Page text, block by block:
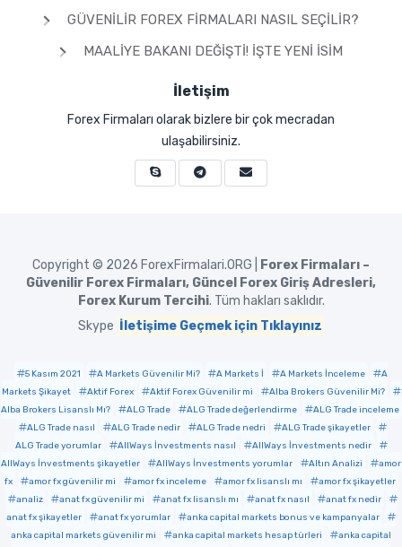
GÜVENILIR FOREX FIRMALARI NASIL SEÇILIR?
MAALIYE BAKANI DEĞIŞTI! İŞTE YENI İSIM
İletişim
Forex Firmaları olarak bizlere bir çok mecradan
ulaşabilirsiniz.
Copyright © 2026 ForexFirmalari.ORG |
Forex Firmaları –
Güvenilir Forex Firmaları, Güncel Forex Giriş Adresleri,
Forex Kurum Tercihi. Tüm hakları saklıdır.
Skype İletişime Geçmek için Tıklayınız
5 Kasım 2021 A Markets Güvenilir Mi? A Markets İ A Markets İnceleme
A
Markets Şikayet
Aktif Forex Aktif Forex Güvenilir mi
Alba Brokers Güvenilir Mi?
Alba Brokers Lisanslı Mı?
ALG Trade ALG Trade değerlendirme
ALG Trade inceleme
ALG Trade nasıl
ALG Trade nedir ALG Trade nedri
ALG Trade şikayetler
ALG Trade yorumlar
AllWays İnvestments nasıl
AllWays İnvestments nedir
AllWays İnvestments şikayetler
AllWays İnvestments yorumlar Altın Analizi
amor
fx
amor fx güvenilir mi amor fx inceleme amor fx lisanslı mı
amor fx şikayetler
analiz
anat fx güvenilir mi anat fx lisanslı mı anat fx nasıl
anat fx nedir
anat fx şikayetler
anat fx yorumlar
anka capital markets bonus ve kampanyalar
anka capital markets güvenilir mi
anka capital markets hesap türleri
anka capital